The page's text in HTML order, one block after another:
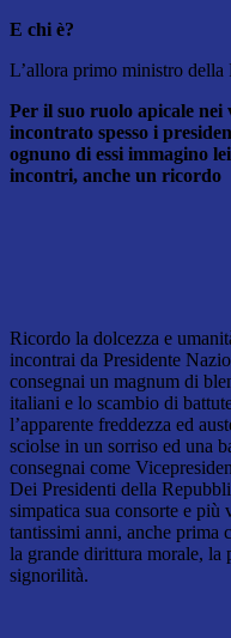
E chi è?
L’allora primo ministro
Per il suo ruolo apicale
incontrato spesso i
ognuno di essi immagino
incontri, anche un ricordo
Ricordo la dolcezza e
incontrai da Presidente
consegnai un magnum di
italiani e lo scambio di
l’apparente freddezza ed
sciolse in un sorriso ed una
consegnai come
Dei Presidenti della
simpatica sua consorte e più
tantissimi anni, anche prima
la grande dirittura morale, la
signorilità.